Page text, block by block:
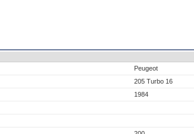
Peugeot
205 Turbo 16
1984